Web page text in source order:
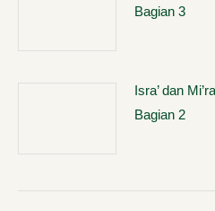
Bagian 3
Isra’ dan
Bagian 2